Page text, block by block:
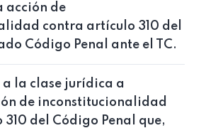
acción de
contra artículo 310 del
Código Penal ante el TC.
a la clase jurídica a
de inconstitucionalidad
del Código Penal que,